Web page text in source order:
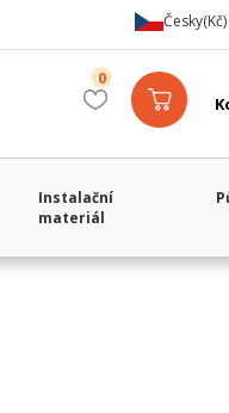
Česky(Kč)
0
Instalační
materiál